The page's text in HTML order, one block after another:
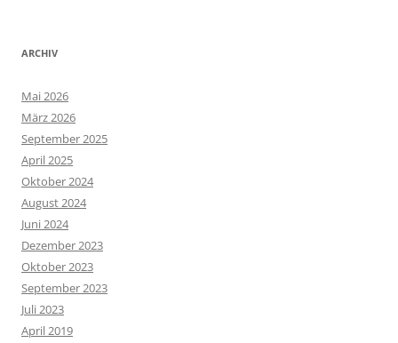
ARCHIV
Mai 2026
März 2026
September 2025
April 2025
Oktober 2024
August 2024
Juni 2024
Dezember 2023
Oktober 2023
September 2023
Juli 2023
April 2019